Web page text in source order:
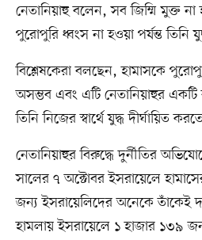
নেতানিয়াহু বলেন, সব জিম্মি মুক্ত না
পুরোপুরি ধ্বংস না হওয়া পর্যন্ত তিনি
বিশ্লেষকেরা বলছেন, হামাসকে
অসম্ভব এবং এটি নেতানিয়াহুর
তিনি নিজের স্বার্থে যুদ্ধ দীর্ঘায়িত
নেতানিয়াহুর বিরুদ্ধে দুর্নীতির
সালের ৭ অক্টোবর ইসরায়েলে
জন্য ইসরায়েলিদের অনেকে তাঁকেই
হামলায় ইসরায়েলে ১ হাজার ১৩৯